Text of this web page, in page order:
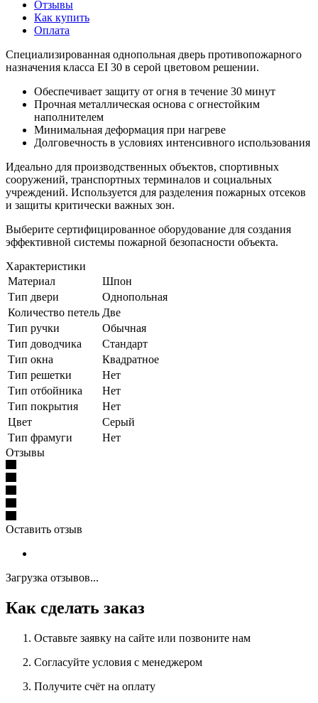
Отзывы
Как купить
Оплата
Специализированная однопольная дверь противопожарного
назначения класса EI 30 в серой цветовом решении.
Обеспечивает защиту от огня в течение 30 минут
Прочная металлическая основа с огнестойким
наполнителем
Минимальная деформация при нагреве
Долговечность в условиях интенсивного использования
Идеально для производственных объектов, спортивных
сооружений, транспортных терминалов и социальных
учреждений. Используется для разделения пожарных отсеков
и защиты критически важных зон.
Выберите сертифицированное оборудование для создания
эффективной системы пожарной безопасности объекта.
Характеристики
Материал
Шпон
Тип двери
Однопольная
Количество петель Две
Тип ручки
Обычная
Тип доводчика
Стандарт
Тип окна
Квадратное
Тип решетки
Нет
Тип отбойника
Нет
Тип покрытия
Нет
Цвет
Серый
Тип фрамуги
Нет
Отзывы
Оставить отзыв
Загрузка отзывов...
Как сделать заказ
Оставьте заявку на сайте или позвоните нам
Согласуйте условия с менеджером
Получите счёт на оплату